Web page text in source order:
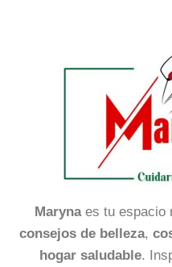
Marynaes tu espacio
consejos de belleza,
hogar saludable.